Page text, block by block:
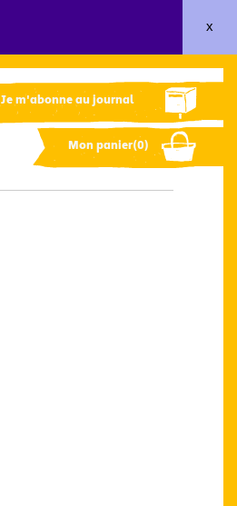
x
Je m'abonne au journal
Mon panier(0)